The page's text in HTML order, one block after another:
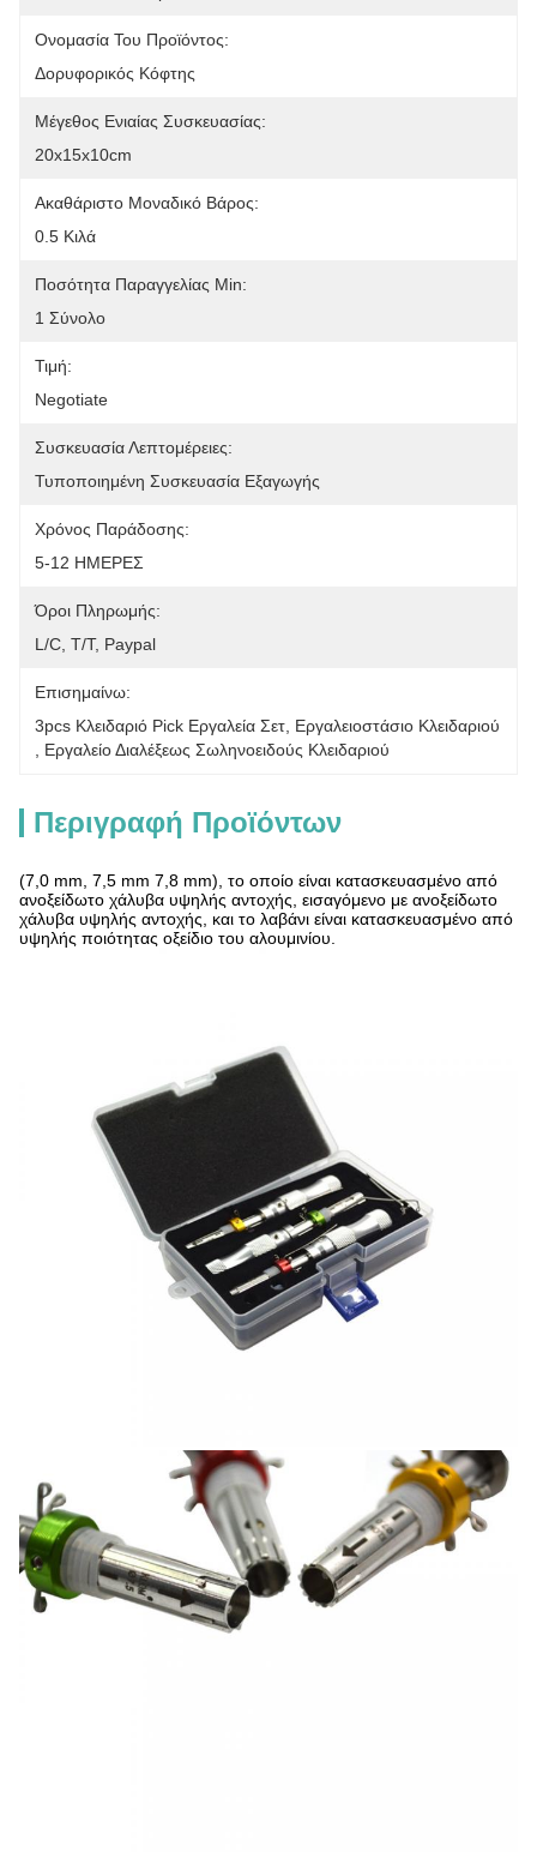
Ονομασία Του Προϊόντος:
Δορυφορικός Κόφτης
Μέγεθος Ενιαίας Συσκευασίας:
20x15x10cm
Ακαθάριστο Μοναδικό Βάρος:
0.5 Κιλά
Ποσότητα Παραγγελίας Min:
1 Σύνολο
Τιμή:
Negotiate
Συσκευασία Λεπτομέρειες:
Τυποποιημένη Συσκευασία Εξαγωγής
Χρόνος Παράδοσης:
5-12 ΗΜΕΡΕΣ
Όροι Πληρωμής:
L/C, T/T, Paypal
Επισημαίνω:
3pcs Κλειδαριό Pick Εργαλεία Σετ Εργαλειοστάσιο Κλειδαριού
Εργαλείο Διαλέξεως Σωληνοειδούς Κλειδαριού
Περιγραφή Προϊόντων
(7,0 mm, 7,5 mm 7,8 mm), το οποίο είναι κατασκευασμένο από
ανοξείδωτο χάλυβα υψηλής αντοχής, εισαγόμενο με ανοξείδωτο
χάλυβα υψηλής αντοχής, και το λαβάνι είναι κατασκευασμένο από
υψηλής ποιότητας οξείδιο του αλουμινίου.